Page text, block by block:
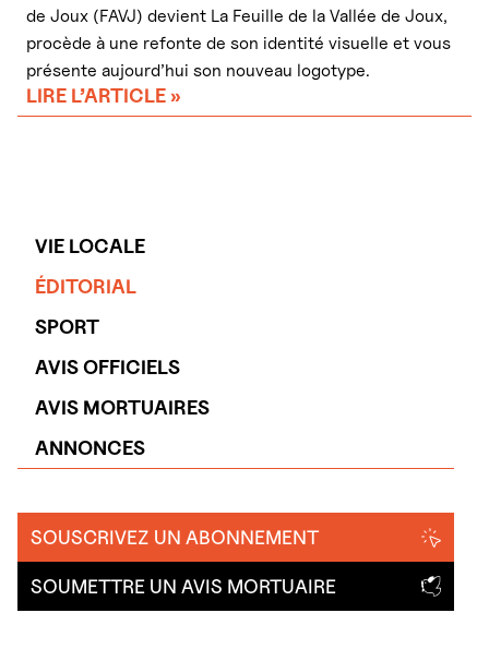
VIE LOCALE
ÉDITORIAL
SPORT
AVIS OFFICIELS
AVIS MORTUAIRES
ANNONCES
SOUSCRIVEZ UN ABONNEMENT
SOUMETTRE UN AVIS MORTUAIRE
de Joux (FAVJ) devient La Feuille de la Vallée de Joux,
procède à une refonte de son identité visuelle et vous
présente aujourd’hui son nouveau logotype.
LIRE L’ARTICLE »